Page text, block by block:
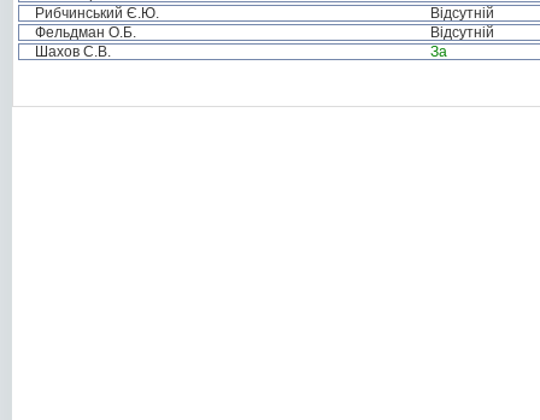
Рибчинський Є.Ю.
Відсутній
Фельдман О.Б.
Відсутній
Шахов С.В.
За